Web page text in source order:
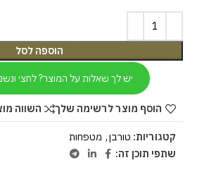
הוספה לסל
יש לך שאלות על המוצר? לחצי
הוסף מוצר לרשימה שלך השווה
קטגוריות: טורבן, מטפחות
שתפי תוכן זה: